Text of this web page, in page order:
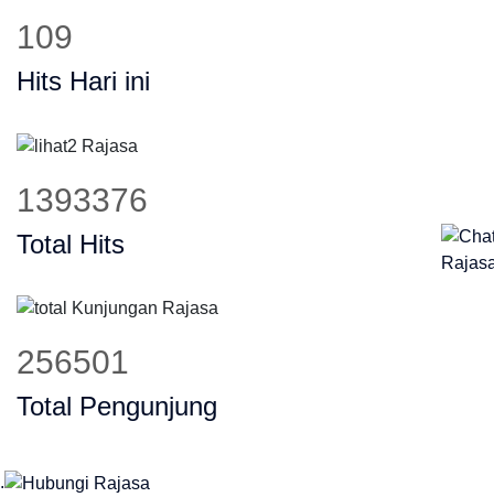
145
Hits Hari ini
1838319
Total Hits
338754
Total Pengunjung
.